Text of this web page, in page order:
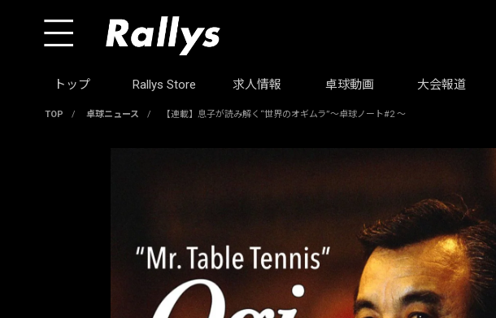
トップ Rallys Store 求人情報 卓球動画 大会報道
TOP / 卓球ニュース / 【連載】息子が読み解く“世界のオギムラ”〜卓球ノート#2 ～